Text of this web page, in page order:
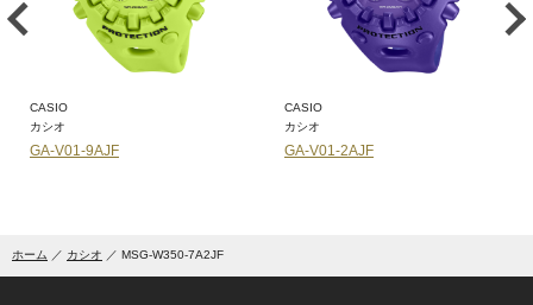
CASIO
カシオ
GA-V01-9AJF
CASIO
カシオ
GA-V01-2AJF
ホーム カシオ MSG-W350-7A2JF